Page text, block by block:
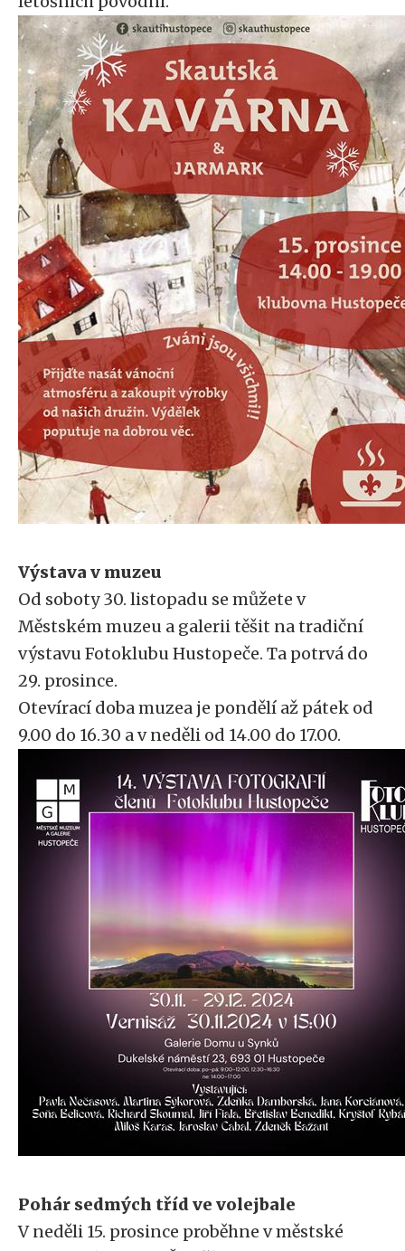
Výstava v muzeu
Od soboty 30. listopadu se můžete v
Městském muzeu a galerii těšit na tradiční
výstavu Fotoklubu Hustopeče. Ta potrvá do
29. prosince.
Otevírací doba muzea je pondělí až pátek od
9.00 do 16.30 a v neděli od 14.00 do 17.00.
Pohár sedmých tříd ve volejbale
V neděli 15. prosince proběhne v městské